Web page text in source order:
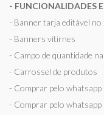
- FUNCIONALIDADES
- Banner tarja editável no
- Banners vitirnes
- Campo de quantidade
- Carrossel de produtos
- Comprar pelo whatsapp
- Comprar pelo